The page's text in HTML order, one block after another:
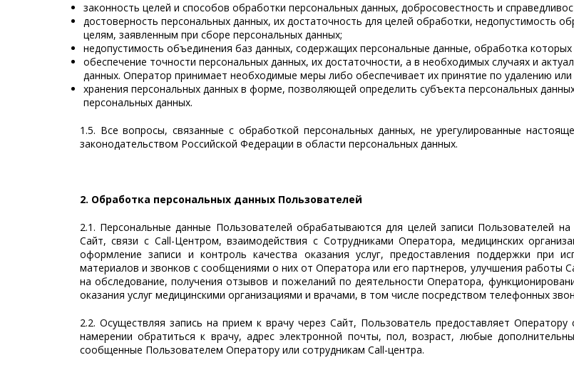
законность целей и способов обработки персональных данных, добросовестность и
достоверность персональных данных, их достаточность для целей обработки, недопустимость
целям, заявленным при сборе персональных данных;
недопустимость объединения баз данных, содержащих персональные данные, обработка
обеспечение точности персональных данных, их достаточности, а в необходимых случаях и
данных. Оператор принимает необходимые меры либо обеспечивает их принятие по удалению
хранения персональных данных в форме, позволяющей определить субъекта персональных
персональных данных.
1.5. Все вопросы, связанные с обработкой персональных данных, не урегулированные
законодательством Российской Федерации в области персональных данных.
2. Обработка персональных данных Пользователей
2.1. Персональные данные Пользователей обрабатываются для целей записи Пользователей
Сайт, связи с Call-Центром, взаимодействия с Сотрудниками Оператора, медицинских
оформление записи и контроль качества оказания услуг, предоставления поддержки при
материалов и звонков с сообщениями о них от Оператора или его партнеров, улучшения работы
на обследование, получения отзывов и пожеланий по деятельности Оператора,
оказания услуг медицинскими организациями и врачами, в том числе посредством телефонных
2.2. Осуществляя запись на прием к врачу через Сайт, Пользователь предоставляет
намерении обратиться к врачу, адрес электронной почты, пол, возраст, любые
сообщенные Пользователем Оператору или сотрудникам Call-центра.